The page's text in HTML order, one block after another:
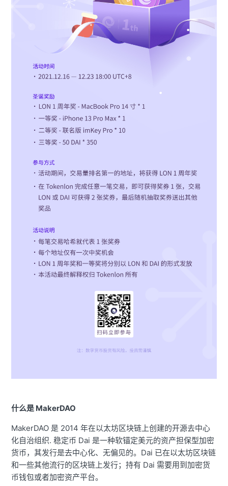
什么是 MakerDAO
MakerDAO 是 2014 年在以太坊区块链上创建的开源去中心
化自治组织. 稳定币 Dai 是一种软锚定美元的资产担保型加密
货币，其发行是去中心化、无偏见的。Dai 已在以太坊区块链
和一些其他流行的区块链上发行；持有 Dai 需要用到加密货
币钱包或者加密资产平台。